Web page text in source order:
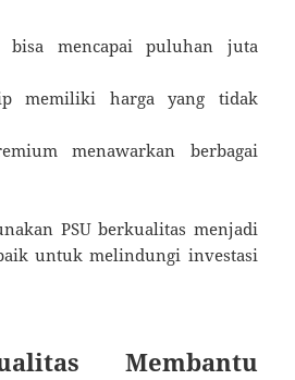
bisa mencapai puluhan juta
memiliki harga yang tidak
menawarkan berbagai
PSU berkualitas menjadi
untuk melindungi investasi
Membantu